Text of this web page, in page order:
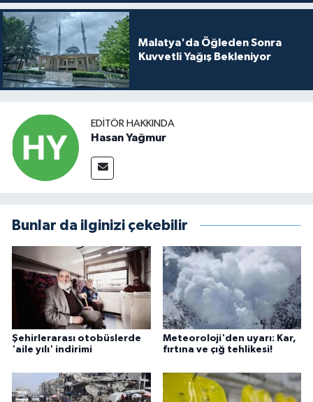
Malatya'da Öğleden Sonra
Kuvvetli Yağış Bekleniyor
EDITÖR HAKKINDA
Hasan Yağmur
Bunlar da ilginizi çekebilir
Şehirlerarası otobüslerde
'aile yılı' indirimi
Meteoroloji'den uyarı: Kar,
fırtına ve çığ tehlikesi!